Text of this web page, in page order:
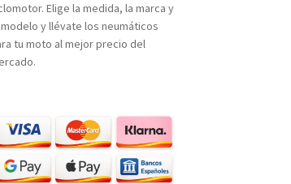
Elige la medida, la marca y
y llévate los neumáticos
tu moto al mejor precio del